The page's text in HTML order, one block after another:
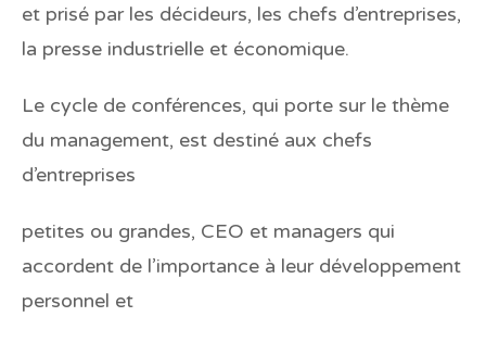
et prisé par les décideurs, les chefs d’entreprises,
la presse industrielle et économique.
Le cycle de conférences, qui porte sur le thème
du management, est destiné aux chefs
d’entreprises
petites ou grandes, CEO et managers qui
accordent de l’importance à leur développement
personnel et